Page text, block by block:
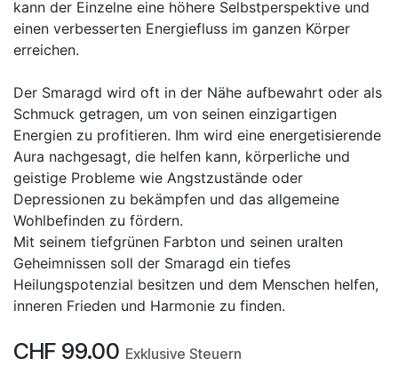
kann der Einzelne eine höhere Selbstperspektive und
einen verbesserten Energiefluss im ganzen Körper
erreichen.
Der Smaragd wird oft in der Nähe aufbewahrt oder als
Schmuck getragen, um von seinen einzigartigen
Energien zu profitieren. Ihm wird eine energetisierende
Aura nachgesagt, die helfen kann, körperliche und
geistige Probleme wie Angstzustände oder
Depressionen zu bekämpfen und das allgemeine
Wohlbefinden zu fördern.
Mit seinem tiefgrünen Farbton und seinen uralten
Geheimnissen soll der Smaragd ein tiefes
Heilungspotenzial besitzen und dem Menschen helfen,
inneren Frieden und Harmonie zu finden.
CHF 99.00 Exklusive Steuern